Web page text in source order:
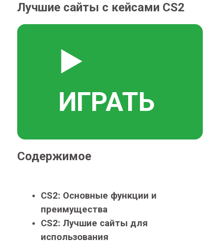
Лучшие сайты с кейсами CS2
▶️
ИГРАТЬ
Содержимое
CS2: Основные функции и
преимущества
CS2: Лучшие сайты для
использования